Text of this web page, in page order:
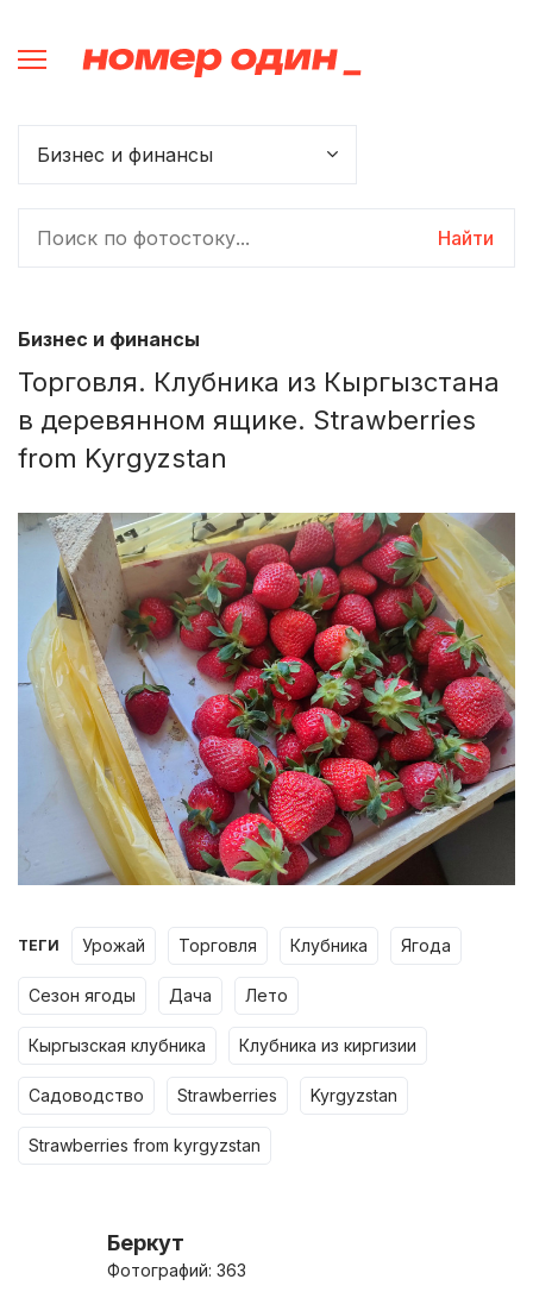
Найти
Бизнес и финансы
Торговля. Клубника из Кыргызстана
в деревянном ящике. Strawberries
from Kyrgyzstan
ТЕГИ урожай торговля клубника ягода
сезон ягоды дача лето
кыргызская клубника клубника из киргизии
садоводство strawberries kyrgyzstan
strawberries from kyrgyzstan
Беркут
Фотографий: 363